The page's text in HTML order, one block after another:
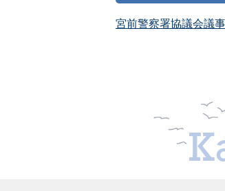
宮前警察署協議会議